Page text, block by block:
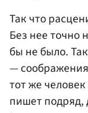
Так что
Без нее точно
бы не было.
—
тот же
пишет подряд,